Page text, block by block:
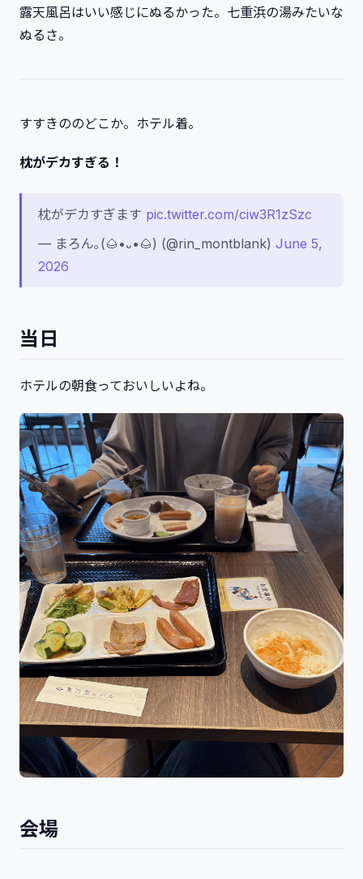
露天風呂はいい感じにぬるかった。七重浜の湯みたいな
ぬるさ。
すすきののどこか。ホテル着。
枕がデカすぎる！
枕がデカすぎます pic.twitter.com/ciw3R1zSzc
— まろん｡(🌰•᎑•🌰) (@rin_montblank) June 5,
2026
当日
ホテルの朝食っておいしいよね。
会場